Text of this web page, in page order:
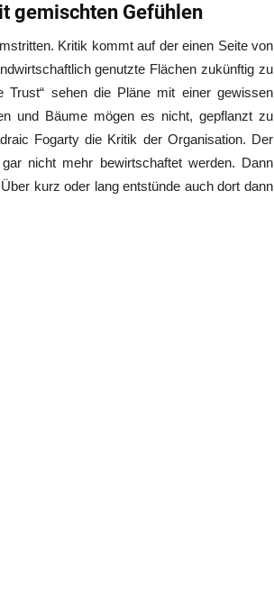
gemischten Gefühlen
Kritik kommt auf der einen Seite von
genutzte Flächen zukünftig zu
Trust“ sehen die Pläne mit einer gewissen
und Bäume mögen es nicht, gepflanzt zu
Fogarty die Kritik der Organisation. Der
nicht mehr bewirtschaftet werden. Dann
kurz oder lang entstünde auch dort dann